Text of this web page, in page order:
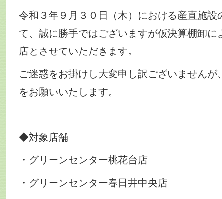
令和３年９月３０日（木）における産直施設
て、誠に勝手ではございますが仮決算棚卸に
店とさせていただきます。
ご迷惑をお掛けし大変申し訳ございませんが
をお願いいたします。
◆対象店舗
・グリーンセンター桃花台店
・グリーンセンター春日井中央店